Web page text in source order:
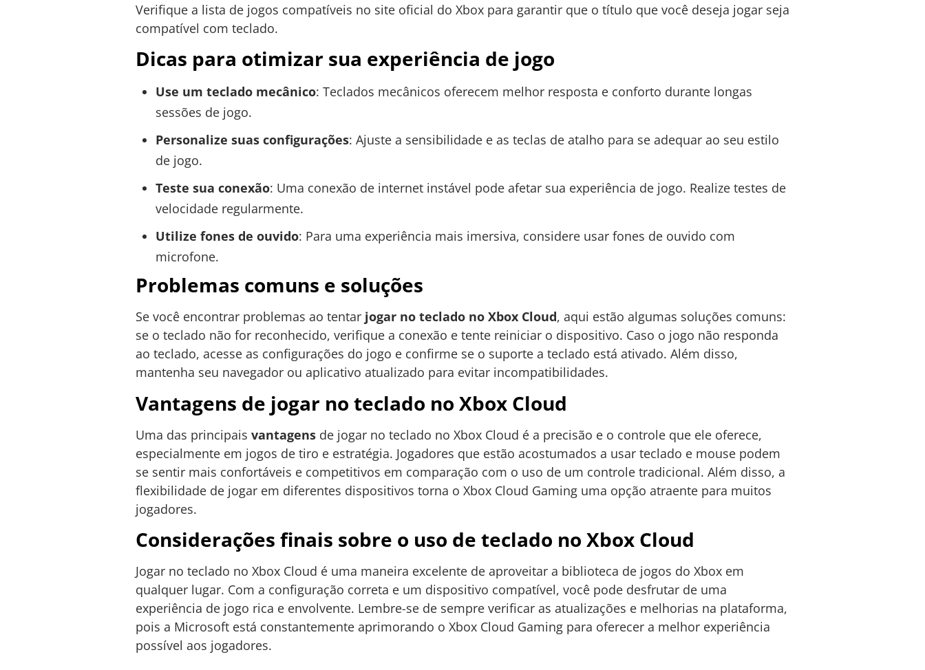
Verifique a lista de jogos compatíveis no site oficial do Xbox para garantir que o título que você deseja jogar seja
compatível com teclado.
Dicas para otimizar sua experiência de jogo
Use um teclado mecânico: Teclados mecânicos oferecem melhor resposta e conforto durante longas
sessões de jogo.
Personalize suas configurações: Ajuste a sensibilidade e as teclas de atalho para se adequar ao seu estilo
de jogo.
Teste sua conexão: Uma conexão de internet instável pode afetar sua experiência de jogo. Realize testes de
velocidade regularmente.
Utilize fones de ouvido: Para uma experiência mais imersiva, considere usar fones de ouvido com
microfone.
Problemas comuns e soluções
Se você encontrar problemas ao tentar jogar no teclado no Xbox Cloud, aqui estão algumas soluções comuns:
se o teclado não for reconhecido, verifique a conexão e tente reiniciar o dispositivo. Caso o jogo não responda
ao teclado, acesse as configurações do jogo e confirme se o suporte a teclado está ativado. Além disso,
mantenha seu navegador ou aplicativo atualizado para evitar incompatibilidades.
Vantagens de jogar no teclado no Xbox Cloud
Uma das principais vantagens de jogar no teclado no Xbox Cloud é a precisão e o controle que ele oferece,
especialmente em jogos de tiro e estratégia. Jogadores que estão acostumados a usar teclado e mouse podem
se sentir mais confortáveis e competitivos em comparação com o uso de um controle tradicional. Além disso, a
flexibilidade de jogar em diferentes dispositivos torna o Xbox Cloud Gaming uma opção atraente para muitos
jogadores.
Considerações finais sobre o uso de teclado no Xbox Cloud
Jogar no teclado no Xbox Cloud é uma maneira excelente de aproveitar a biblioteca de jogos do Xbox em
qualquer lugar. Com a configuração correta e um dispositivo compatível, você pode desfrutar de uma
experiência de jogo rica e envolvente. Lembre-se de sempre verificar as atualizações e melhorias na plataforma,
pois a Microsoft está constantemente aprimorando o Xbox Cloud Gaming para oferecer a melhor experiência
possível aos jogadores.